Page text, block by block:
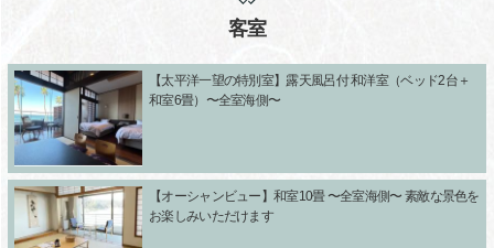
客室
【太平洋一望の特別室】露天風呂付 和洋室（ベッド2台＋
和室6畳）〜全室海側〜
【オーシャンビュー】和室10畳 〜全室海側〜 素敵な景色を
お楽しみいただけます